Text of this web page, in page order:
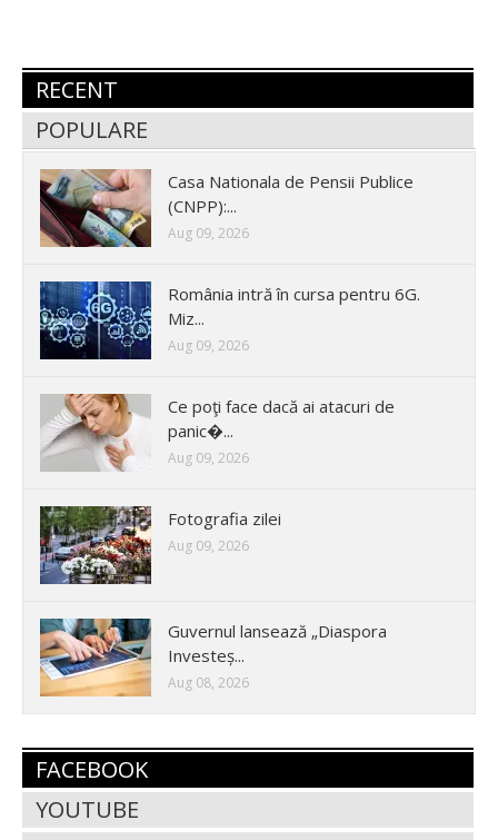
RECENT
POPULARE
Casa Nationala de Pensii Publice
(CNPP):...
Aug 09, 2026
România intră în cursa pentru 6G.
Miz...
Aug 09, 2026
Ce poţi face dacă ai atacuri de
panic�...
Aug 09, 2026
Fotografia zilei
Aug 09, 2026
Guvernul lansează „Diaspora
Investeș...
Aug 08, 2026
FACEBOOK
YOUTUBE